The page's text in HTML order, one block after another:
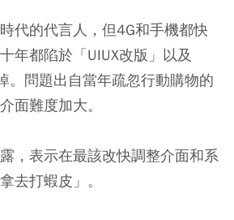
代的代言人，但4G和手機都快
年都陷於「UIUX改版」以及
。問題出自當年疏忽行動購物的
面難度加大。
，表示在最該改快調整介面和系
去打蝦皮」。